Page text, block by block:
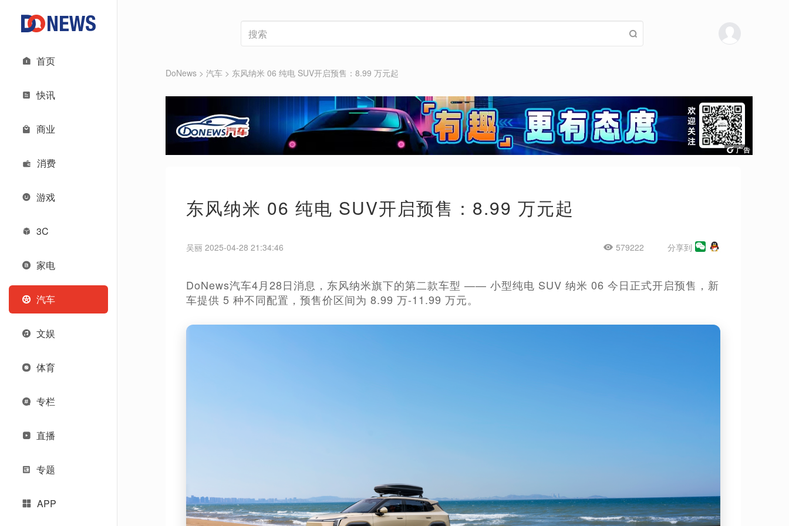
首页
快讯
商业
消费
游戏
3C
家电
汽车
文娱
体育
专栏
直播
专题
APP
DoNews > 汽车 > 东风纳米 06 纯电 SUV开启预售：8.99 万元起
东风纳米 06 纯电 SUV开启预售：8.99 万元起
吴丽 2025-04-28 21:34:46 579222 分享到
DoNews汽车4月28日消息，东风纳米旗下的第二款车型 —— 小型纯电 SUV 纳米 06 今日正式开启预售，新
车提供 5 种不同配置，预售价区间为 8.99 万-11.99 万元。